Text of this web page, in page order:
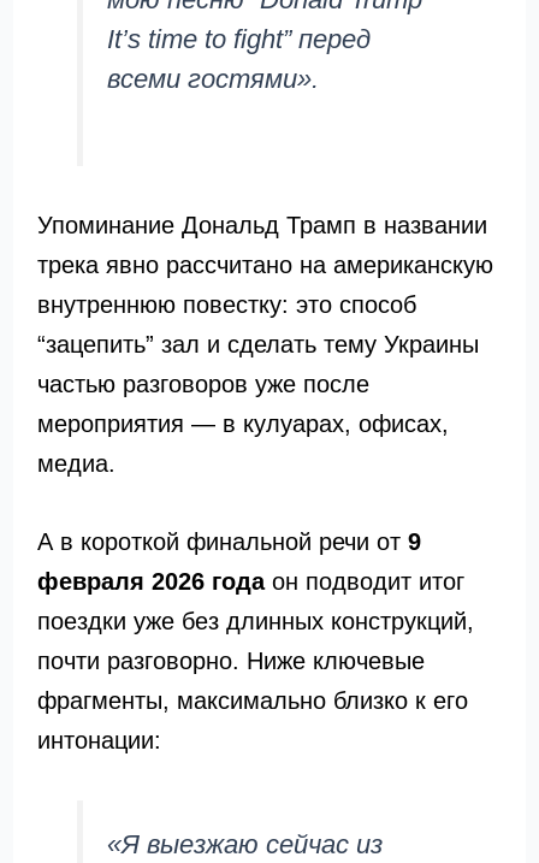
It’s time to fight” перед
всеми гостями».
Упоминание Дональд Трамп в названии
трека явно рассчитано на американскую
внутреннюю повестку: это способ
“зацепить” зал и сделать тему Украины
частью разговоров уже после
мероприятия — в кулуарах, офисах,
медиа.
А в короткой финальной речи от 9
февраля 2026 года он подводит итог
поездки уже без длинных конструкций,
почти разговорно. Ниже ключевые
фрагменты, максимально близко к его
интонации:
«Я выезжаю сейчас из